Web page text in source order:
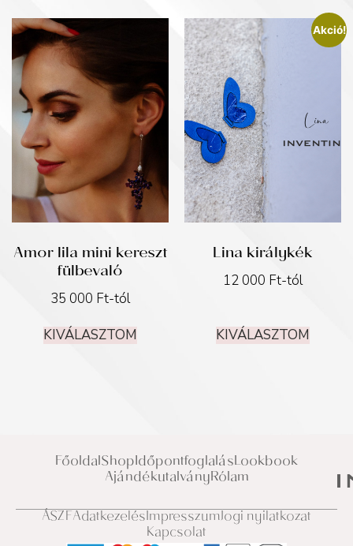
Amor lila mini kereszt
fülbevaló
35 000 Ft-tól
KIVÁLASZTOM
Akció!
Lina királykék
12 000 Ft-tól
KIVÁLASZTOM
FőoldalShopIdőpontfoglalásLookbook
AjándékutalványRólam
ÁSZFAdatkezelésImpresszumJogi nyilatkozat
Kapcsolat